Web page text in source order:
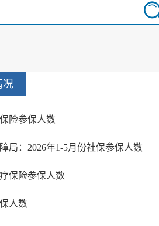
况
险参保人数
局：2026年1-5月份社保参保人数
保险参保人数
人数